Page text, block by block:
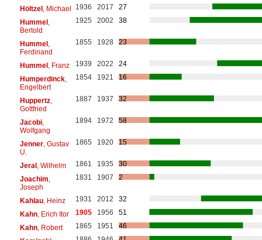
Höltzel, Michael 1936 2017
27
Hummel,
Bertold
1925 2002 38
Hummel,
Ferdinand
1855 1928 23
Hummel, Franz 1939 2022
24
Humperdinck,
Engelbert
1854 1921 16
Huppertz,
Gottfried
1887 1937 32
Jacobi,
Wolfgang
1894 1972 58
Jenner, Gustav
U.
1865 1920 15
Jeral, Wilhelm 1861 1935
30
Joachim
Joseph
1831 1907 2
Kahlau, Heinz 1931 2012
32
Kahn, Erich Itor 1905 1956
51
Kahn, Robert 1865 1951
46